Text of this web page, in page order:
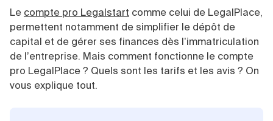
Création d'entreprise
Radiation auto entrepreneur
Mise en sommeil
Dissolution-liquidation
Dépôt de bilan
Logiciel de facturation
Logiciel de comptabilité
Gestion des achats
Gestion de la trésorerie
Bilans et déclarations fiscales
Par besoin
Sélection de fiches pratiques
Ouvrir sa société
Création d'entreprise
Création de micro-entreprise
Devenir auto entrepreneur
Création d'EURL
Le compte pro Legalstart comme celui de LegalPlace,
permettent notamment de simplifier le dépôt de
capital et de gérer ses finances dès l’immatriculation
de l’entreprise. Mais comment fonctionne le compte
pro LegalPlace ? Quels sont les tarifs et les avis ? On
vous explique tout.